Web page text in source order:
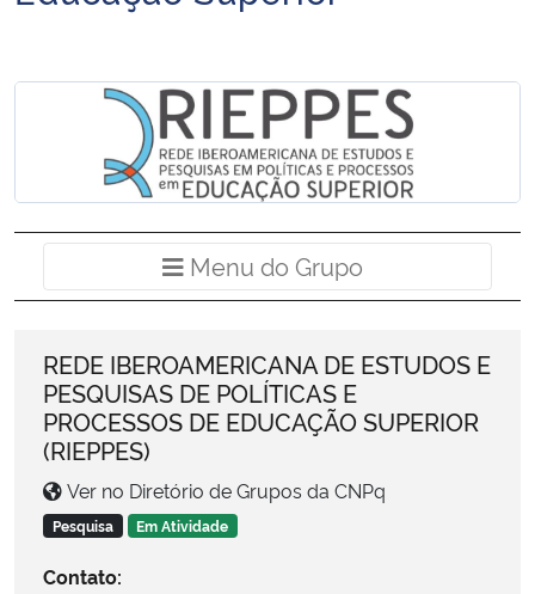
Ministério da Saúde
Ministério de Minas e Energia
Ministério da Ciência, Tecnologia, Inovações e Comunicações
Ministério do Meio Ambiente
Ministério do Turismo
Ministério do Desenvolvimento Regional
Controladoria-Geral da União
Menu do Grupo
REDE IBEROAMERICANA DE ESTUDOS E
PESQUISAS DE POLÍTICAS E
PROCESSOS DE EDUCAÇÃO SUPERIOR
(RIEPPES)
Ver no Diretório de Grupos da CNPq
Pesquisa Em Atividade
Contato: